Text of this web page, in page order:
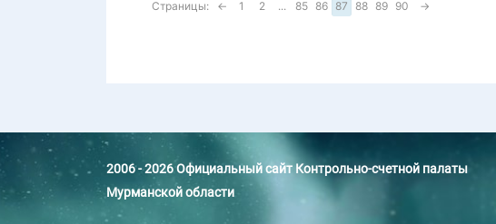
Страницы: ← 1 2 ... 85 86 87 88 89 90 →
2006 - 2026 Официальный сайт Контрольно-счетной палаты
Мурманской области